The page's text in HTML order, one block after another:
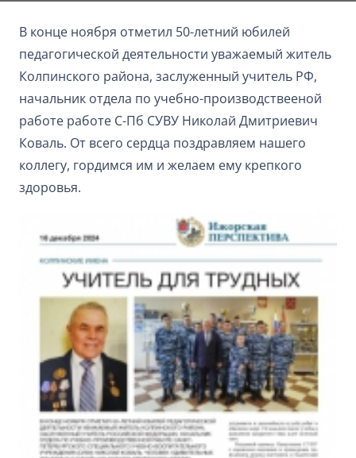
В конце ноября отметил 50-летний юбилей
педагогической деятельности уважаемый житель
Колпинского района, заслуженный учитель РФ,
начальник отдела по учебно-производствееной
работе работе С-Пб СУВУ Николай Дмитриевич
Коваль. От всего сердца поздравляем нашего
коллегу, гордимся им и желаем ему крепкого
здоровья.